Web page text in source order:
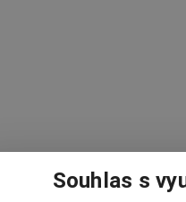
Souhlas s